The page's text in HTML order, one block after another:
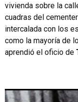
vivienda sobre la
cuadras del
intercalada con los
como la mayoría de
aprendió el oficio de